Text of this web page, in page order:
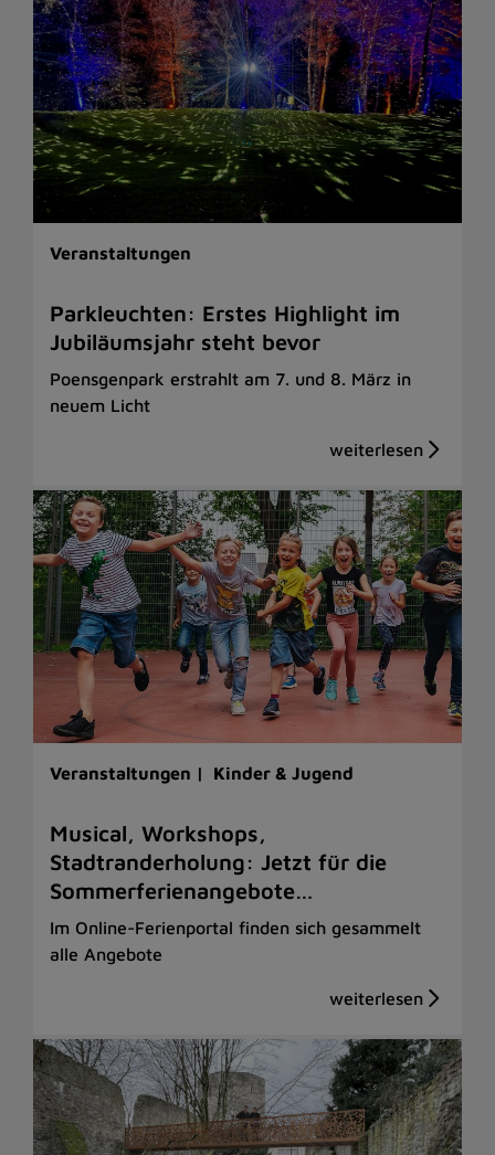
Veranstaltungen
Parkleuchten: Erstes Highlight im
Jubiläumsjahr steht bevor
Poensgenpark erstrahlt am 7. und 8. März in
neuem Licht
Veranstaltungen | Kinder & Jugend
Musical, Workshops,
Stadtranderholung: Jetzt für die
Sommerferienangebote…
Im Online-Ferienportal finden sich gesammelt
alle Angebote